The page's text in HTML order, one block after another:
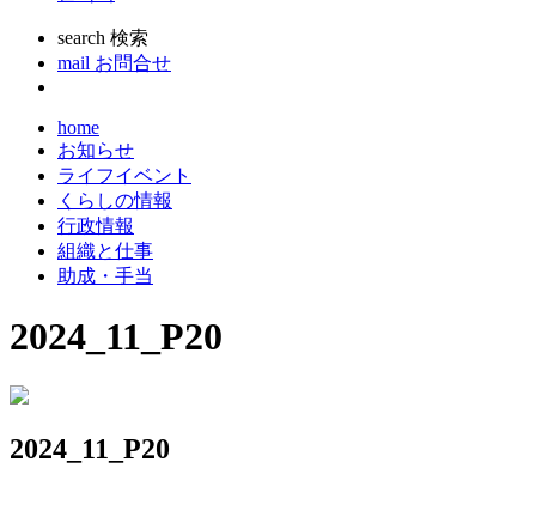
search 検索
mail お問合せ
home
お知らせ
ライフイベント
くらしの情報
行政情報
組織と仕事
助成・手当
2024_11_P20
2024_11_P20